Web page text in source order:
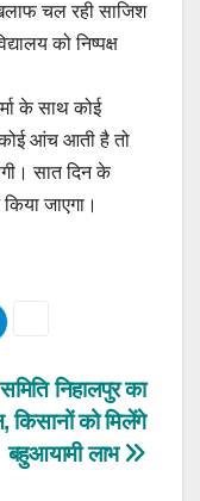
चल रही साजिश
को निष्पक्ष
के साथ कोई
कोई आंच आती है तो
सात दिन के
जाएगा।
निहालपुर का
किसानों को मिलेंगे
बहुआयामी लाभ